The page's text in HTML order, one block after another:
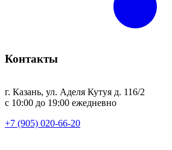
Контакты
г. Казань, ул. Аделя Кутуя д. 116/2
с 10:00 до 19:00 ежедневно
+7 (905) 020-66-20